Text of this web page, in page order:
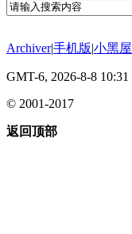
Archiver|手机版|小黑屋
GMT-6, 2026-8-8 10:31
© 2001-2017
返回顶部